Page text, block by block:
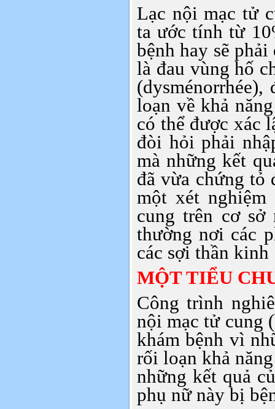
Lạc nội mạc tử
ta ước tính từ
bệnh hay sẽ
là đau vùng hố
loạn về khả
có thể được xác
đòi hỏi phải
mà những kết
đã vừa chứng tỏ
một xét
cung trên cơ
thường nơi các
các sợi thần
MỘT TIỂU
Công trình
nội mạc tử cung
khám bệnh vì
rối loạn khả
những kết quả
phụ nữ này bị